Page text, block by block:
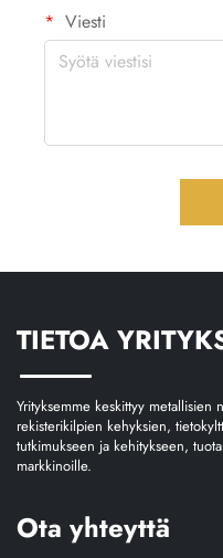
Viesti
TIETOA
Yrityksemme keskittyy
rekisterikilpien kehyksien,
tutkimukseen ja kehitykseen,
markkinoille.
Ota yhteyttä